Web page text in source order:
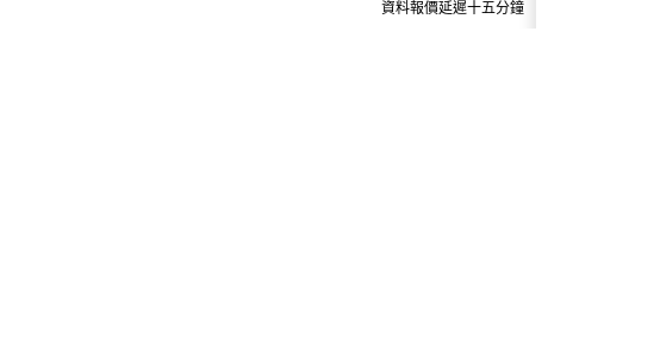
資料報價延遲十五分鐘